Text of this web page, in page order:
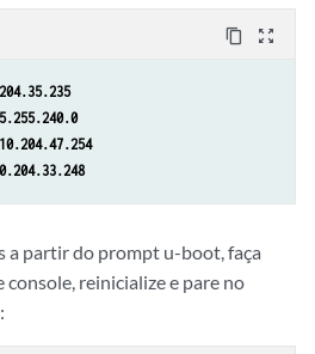
content_copy zoom_out_map
a partir do prompt u-boot, faça
console, reinicialize e pare no